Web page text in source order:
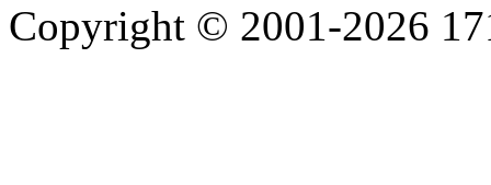
Copyright © 2001-2026